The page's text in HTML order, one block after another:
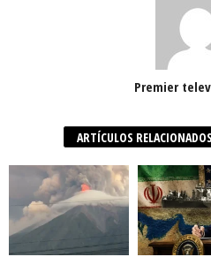
Premier
ARTÍCULOS RELACIONADOS